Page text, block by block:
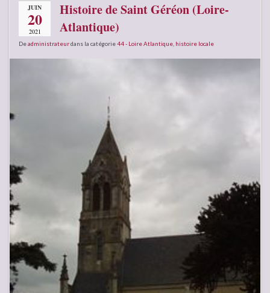
JUIN
20
2021
Histoire de Saint Géréon (Loire-
Atlantique)
Deadministrateurdans la catégorie44 - Loire Atlantique histoire locale